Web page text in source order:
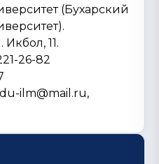
(Бухарский
11.
26-82
ilm@mail.ru,